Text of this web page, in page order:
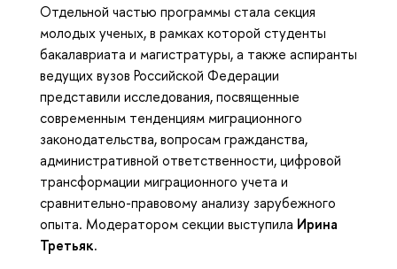
Отдельной частью программы стала секция
молодых ученых, в рамках которой студенты
бакалавриата и магистратуры, а также аспиранты
ведущих вузов Российской Федерации
представили исследования, посвященные
современным тенденциям миграционного
законодательства, вопросам гражданства,
административной ответственности, цифровой
трансформации миграционного учета и
сравнительно-правовому анализу зарубежного
опыта. Модератором секции выступила Ирина
Третьяк.